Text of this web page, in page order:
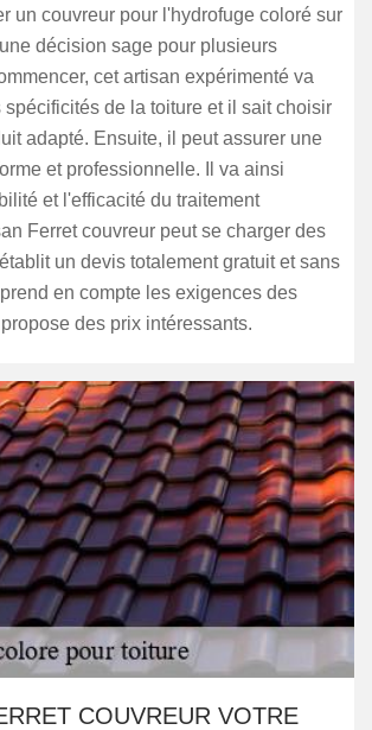
un couvreur pour l'hydrofuge coloré sur
décision sage pour plusieurs
cet artisan expérimenté va
spécificités de la toiture et il sait choisir
adapté. Ensuite, il peut assurer une
et professionnelle. Il va ainsi
et l'efficacité du traitement
Ferret couvreur peut se charger des
un devis totalement gratuit et sans
en compte les exigences des
des prix intéressants.
COUVREUR VOTRE